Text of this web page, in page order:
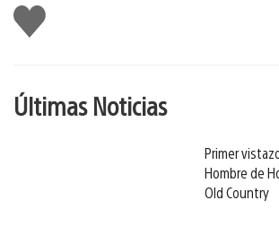
Me
gusta
Últimas Noticias
Primer
Hombre de
Old Country